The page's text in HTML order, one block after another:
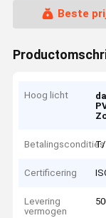
Beste
Hoog licht
Betalingscondities
Certificering
Levering
vermogen